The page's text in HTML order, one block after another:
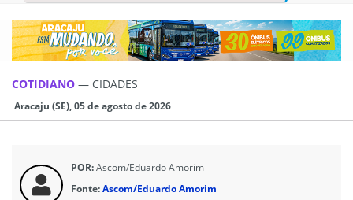
COTIDIANO — CIDADES
Aracaju (SE), 05 de agosto de 2026
POR:Ascom/Eduardo Amorim
Fonte:Ascom/Eduardo Amorim